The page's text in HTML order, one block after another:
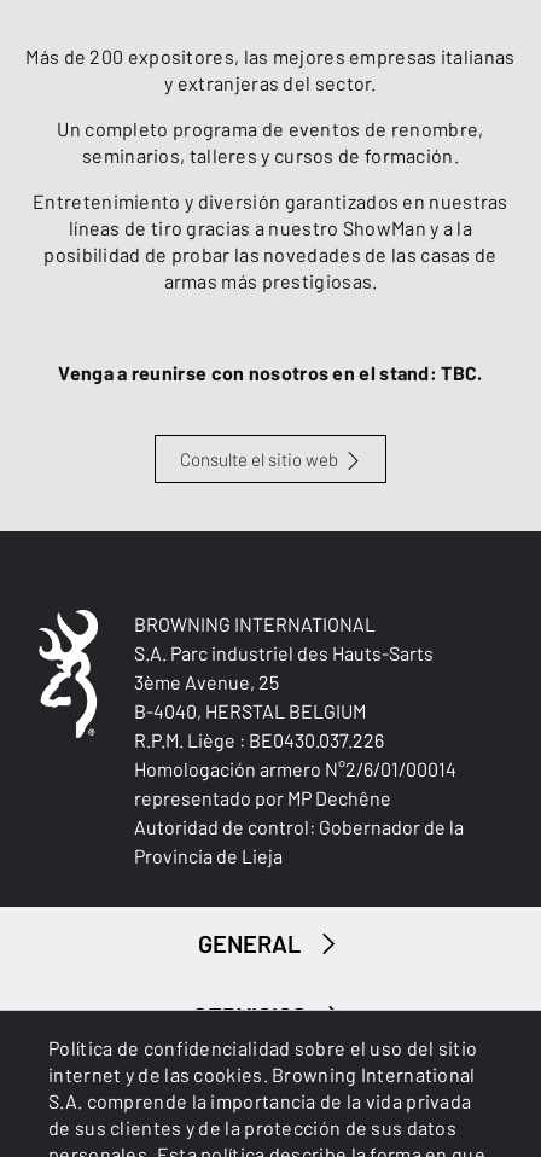
Política de confidencialidad sobre el uso del sitio
internet y de las cookies. Browning International
S.A. comprende la importancia de la vida privada
de sus clientes y de la protección de sus datos
Más de 200 expositores, las mejores empresas italianas
y extranjeras del sector.
Un completo programa de eventos de renombre,
seminarios, talleres y cursos de formación.
Entretenimiento y diversión garantizados en nuestras
líneas de tiro gracias a nuestro ShowMan y a la
posibilidad de probar las novedades de las casas de
armas más prestigiosas.
Venga a reunirse con nosotros en el stand: TBC.
Consulte el sitio web
BROWNING INTERNATIONAL
S.A. Parc industriel des Hauts-Sarts
3ème Avenue, 25
B-4040, HERSTAL BELGIUM
R.P.M. Liège : BE0430.037.226
Homologación armero N°2/6/01/00014
representado por MP Dechêne
Autoridad de control: Gobernador de la
Provincia de Lieja
GENERAL
SERVICIOS